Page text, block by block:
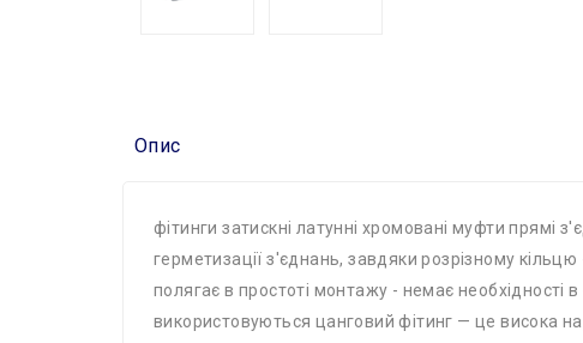
Опис
фітинги затискні латунні хромовані муфти прямі
герметизації з'єднань, завдяки розрізному
полягає в простоті монтажу - немає необхідності
використовуються цанговий фітинг — це висока